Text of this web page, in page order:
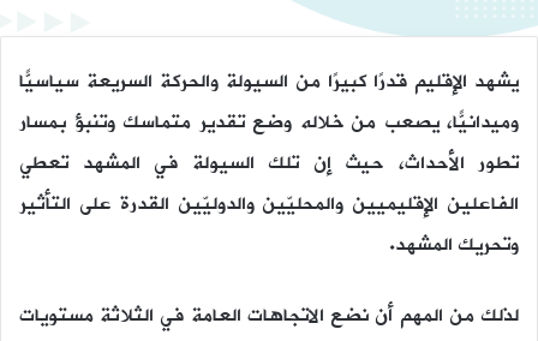
يشهد الإقليم قدرًا كبيرًا من السيولة والحركة السريعة سياسيًّا
وميدانيًّا، يصعب من خلاله وضع تقدير متماسك وتنبؤ بمسار
تطور الأحداث، حيث إن تلك السيولة في المشهد تعطي
الفاعلين الإقليميين والمحليّين والدوليّين القدرة على التأثير
وتحريك المشهد.
لذلك من المهم أن نضع الاتجاهات العامة في الثلاثة مستويات